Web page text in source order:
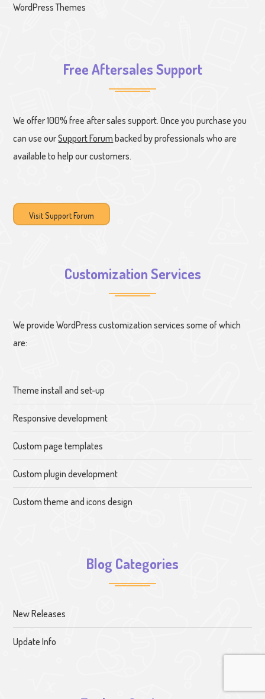
WordPress Themes
Free Aftersales Support
We offer 100% free after sales support. Once you purchase you
can use ourSupport Forum backed by professionals who are
available to help our customers.
Visit Support Forum
Customization Services
We provide WordPress customization services some of which
are:
Theme install and set-up
Responsive development
Custom page templates
Custom plugin development
Custom theme and icons design
Blog Categories
New Releases
Update Info